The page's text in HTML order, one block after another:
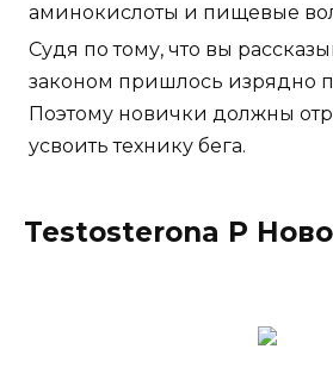
аминокислоты и пищевые
Судя по тому, что вы
законом пришлось изрядно
Поэтому новички должны
усвоить технику бега.
Testosterona P